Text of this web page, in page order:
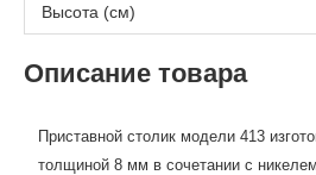
Высота (см)
Описание товара
Приставной столик модели 413
толщиной 8 мм в сочетании с